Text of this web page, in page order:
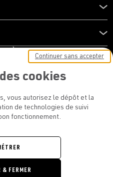
À NOTRE
cookies
vous autorisez le dépôt et la
de technologies de suivi
fonctionnement.
Continuer sans accepter
& FERMER